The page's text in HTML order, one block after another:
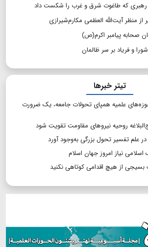
رهبری که طاغوت شرق و غرب را شکست داد
از منظر آیت‌الله العظمی مکارم‌شیرازی
صحابه پیامبر اکرم(ص)
و فریاد بر سر ظالمان
تیتر خبرها
علمیه همپای تحولات جامعه، یک ضرورت
روحیه نیروهای مقاومت تقویت شود
در علم تفسیر تحول بزرگی به‌وجود آورد
نیاز امروز جهان اسلام
بسیجی از هیچ اقدامی کوتاهی نکنید